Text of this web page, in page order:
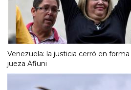
Venezuela: la justicia cerró en
jueza Afiuni